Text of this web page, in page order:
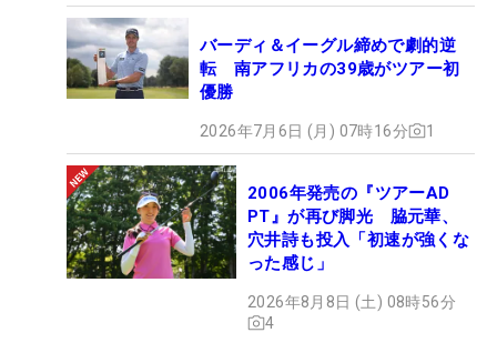
バーディ＆イーグル締めで劇的逆
転 南アフリカの39歳がツアー初
優勝
2026年7月6日 (月) 07時16分 1
2006年発売の『ツアーAD
PT』が再び脚光 脇元華、
穴井詩も投入「初速が強くな
った感じ」
2026年8月8日 (土) 08時56分
4